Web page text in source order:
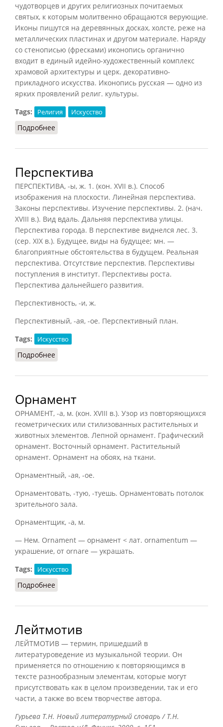
чудотворцев и других религиозных почитаемых
святых, к которым молитвенно обращаются верующие.
Иконы пишутся на деревянных досках, холсте, реже на
металлических пластинах и другом материале. Наряду
со стенописью (фресками) иконопись органично
входит в единый идейно-художественный комплекс
храмовой архитектуры и церк. декоративно-
прикладного искусства. Иконопись русская — одно из
ярких проявлений религ. культуры.
Tags:
Религия Искусство
Подробнее
Перспектива
ПЕРСПЕКТИВА, -ы, ж. 1. (кон. XVII в.). Способ
изображения на плоскости. Линейная перспектива.
Законы перспективы. Изучение перспективы. 2. (нач.
XVIII в.). Вид вдаль. Дальняя перспектива улицы.
Перспектива города. В перспективе виднелся лес. 3.
(сер. XIX в.). Будущее, виды на будущее; мн. —
благоприятные обстоятельства в будущем. Реальная
перспектива. Отсутствие перспектив. Перспективы
поступления в институт. Перспективы роста.
Перспектива дальнейшего развития.
Перспективность, -и, ж.
Перспективный, -ая, -ое. Перспективный план.
Tags:
Искусство
Подробнее
Орнамент
ОРНАМЕНТ, -а, м. (кон. XVIII в.). Узор из повторяющихся
геометрических или стилизованных растительных и
животных элементов. Лепной орнамент. Графический
орнамент. Восточный орнамент. Растительный
орнамент. Орнамент на обоях, на ткани.
Орнаментный, -ая, -ое.
Орнаментовать, -тую, -туешь. Орнаментовать потолок
зрительного зала.
Орнаментщик, -а, м.
— Нем. Ornament — орнамент < лат. ornamentum —
украшение, от ornare — украшать.
Tags:
Искусство
Подробнее
Лейтмотив
ЛЕЙТМОТИВ — термин, пришедший в
литературоведение из музыкальной теории. Он
применяется по отношению к повторяющимся в
тексте разнообразным элементам, которые могут
присутствовать как в целом произведении, так и его
части, а также во всем творчестве автора.
Гурьева Т.Н. Новый литературный словарь / Т.Н.